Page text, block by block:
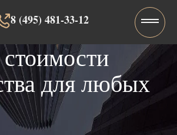
8 (495) 481-33-12‬‬
для любых